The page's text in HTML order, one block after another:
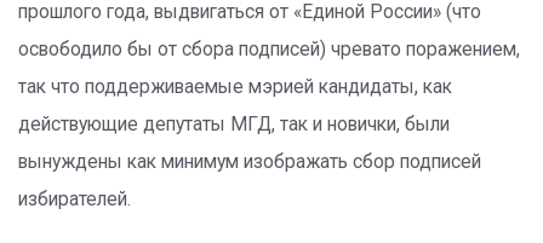
прошлого года, выдвигаться от «Единой России» (что
освободило бы от сбора подписей) чревато поражением,
так что поддерживаемые мэрией кандидаты, как
действующие депутаты МГД, так и новички, были
вынуждены как минимум изображать сбор подписей
избирателей.